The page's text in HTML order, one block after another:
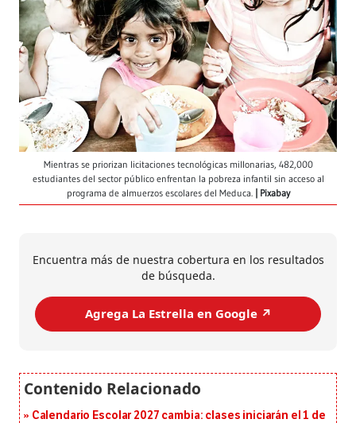
Mientras se priorizan licitaciones tecnológicas millonarias, 482,000
estudiantes del sector público enfrentan la pobreza infantil sin acceso al
programa de almuerzos escolares del Meduca.
Pixabay
Encuentra más de nuestra cobertura en los resultados
de búsqueda.
Agrega La Estrella en Google ↗️
Calendario Escolar 2027 cambia: clases iniciarán el 1 de